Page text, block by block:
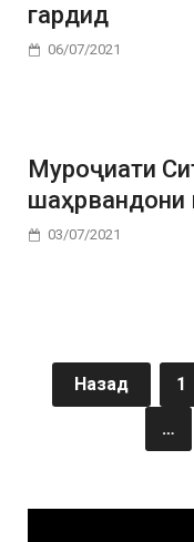
гардид
06/07/2021
Муроҷиати
03/07/2021
Назад 1
…